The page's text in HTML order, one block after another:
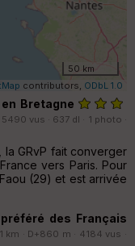
50 km
contributors, ODbL 1.0
Bretagne
vus · 637 dl · 1 photo ·
GRvP fait converger
vers Paris. Pour
(29) et est arrivée
des Français
km · D+860 m · 4184 vus ·